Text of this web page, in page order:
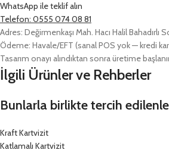
WhatsApp ile teklif alın
Telefon: 0555 074 08 81
Adres: Değirmenkaşı Mah. Hacı Halil Bahadırlı
Ödeme: Havale/EFT (sanal POS yok — kredi
Tasarım onayı alındıktan sonra üretime
İlgili Ürünler ve Rehberler
Bunlarla birlikte tercih
Kraft Kartvizit
Katlamalı Kartvizit